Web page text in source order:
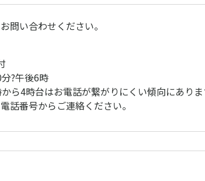
問い合わせください。
?午後6時
ら4時台はお電話が繋がりにくい傾向にありま
話番号からご連絡ください。